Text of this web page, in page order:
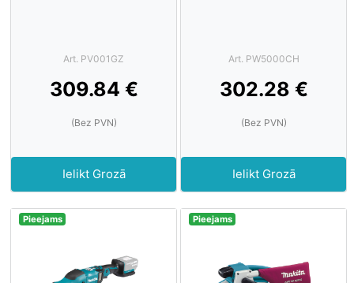
Art. PV001GZ
309.84 €
(Bez PVN)
Ielikt Grozā
Art. PW5000CH
302.28 €
(Bez PVN)
Ielikt Grozā
Pieejams Pieejams